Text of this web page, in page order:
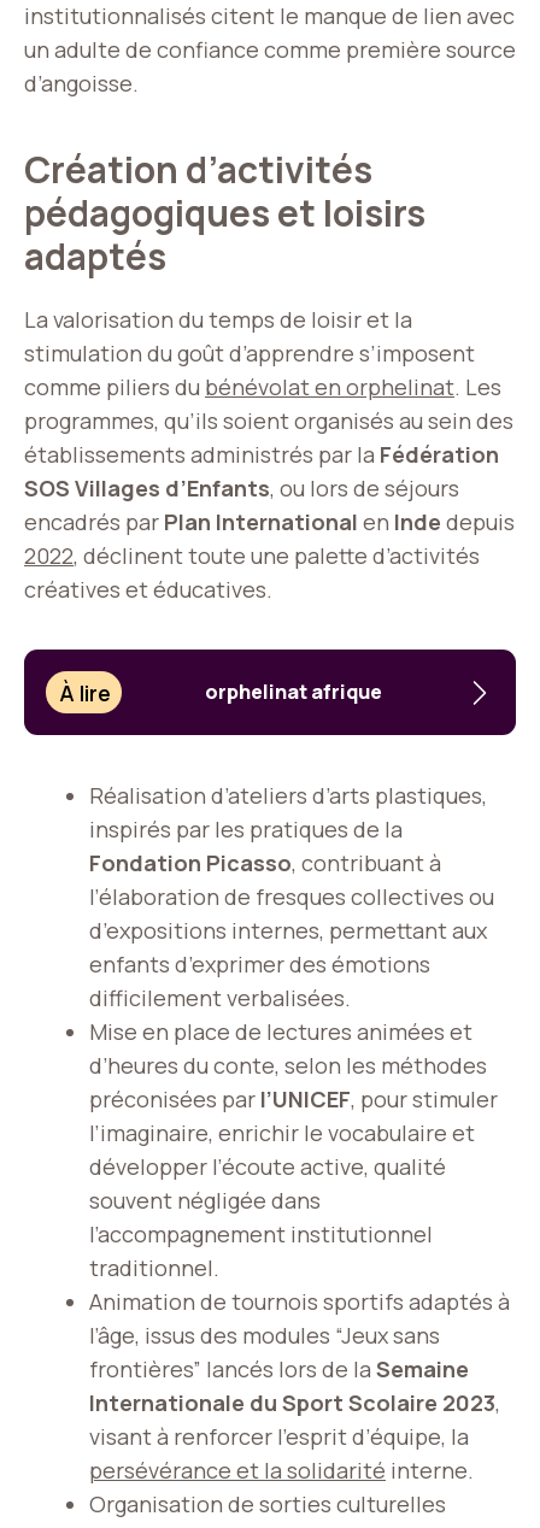
institutionnalisés citent le manque de lien avec
un adulte de confiance comme première source
d’angoisse.
Création d’activités
pédagogiques et loisirs
adaptés
La valorisation du temps de loisir et la
stimulation du goût d’apprendre s’imposent
comme piliers du bénévolat en orphelinat. Les
programmes, qu’ils soient organisés au sein des
établissements administrés par la Fédération
SOS Villages d’Enfants, ou lors de séjours
encadrés par Plan International en Inde depuis
2022, déclinent toute une palette d’activités
créatives et éducatives.
À lire orphelinat afrique
Réalisation d’ateliers d’arts plastiques,
inspirés par les pratiques de la
Fondation Picasso, contribuant à
l’élaboration de fresques collectives ou
d’expositions internes, permettant aux
enfants d’exprimer des émotions
difficilement verbalisées.
Mise en place de lectures animées et
d’heures du conte, selon les méthodes
préconisées par l’UNICEF, pour stimuler
l’imaginaire, enrichir le vocabulaire et
développer l’écoute active, qualité
souvent négligée dans
l’accompagnement institutionnel
traditionnel.
Animation de tournois sportifs adaptés à
l’âge, issus des modules “Jeux sans
frontières” lancés lors de la Semaine
Internationale du Sport Scolaire 2023,
visant à renforcer l’esprit d’équipe, la
persévérance et la solidarité interne.
Organisation de sorties culturelles